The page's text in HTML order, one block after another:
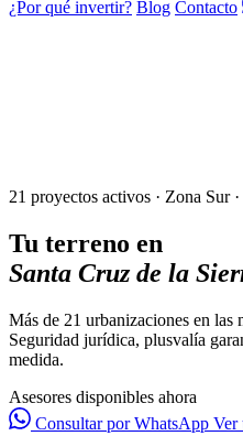
¿Por qué invertir? Blog Contacto
21 proyectos activos · Zona Sur
Tu terreno en
Santa Cruz de la
Más de 21 urbanizaciones en las
Seguridad jurídica, plusvalía
medida.
Asesores disponibles ahora
Consultar por WhatsApp Ver